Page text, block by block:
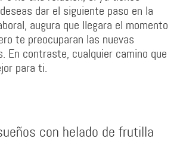
dar el siguiente paso en la
augura que llegara el momento
te preocuparan las nuevas
En contraste, cualquier camino que
para ti.
con helado de frutilla